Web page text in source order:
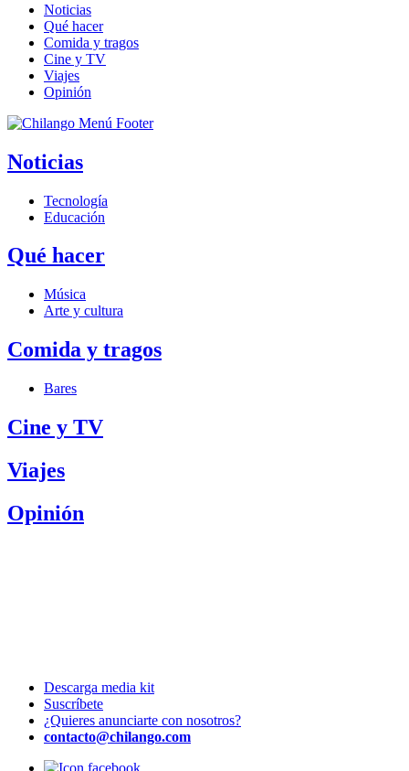
Noticias
Qué hacer
Comida y tragos
Cine y TV
Viajes
Opinión
Noticias
Tecnología
Educación
Qué hacer
Música
Arte y cultura
Comida y tragos
Bares
Cine y TV
Viajes
Opinión
Descarga media kit
Suscríbete
¿Quieres anunciarte con nosotros?
contacto@chilango.com